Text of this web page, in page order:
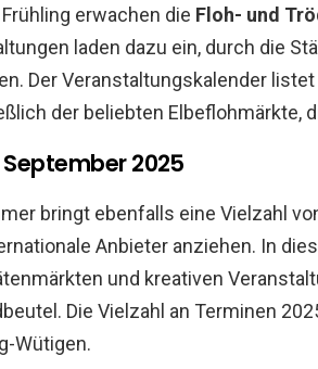
erwachen die Floh- und
laden dazu ein, durch die
Der Veranstaltungskalender
der beliebten Elbeflohmärkte,
September 2025
bringt ebenfalls eine Vielzahl
Anbieter anziehen. In
und kreativen
Die Vielzahl an Terminen
Wütigen.